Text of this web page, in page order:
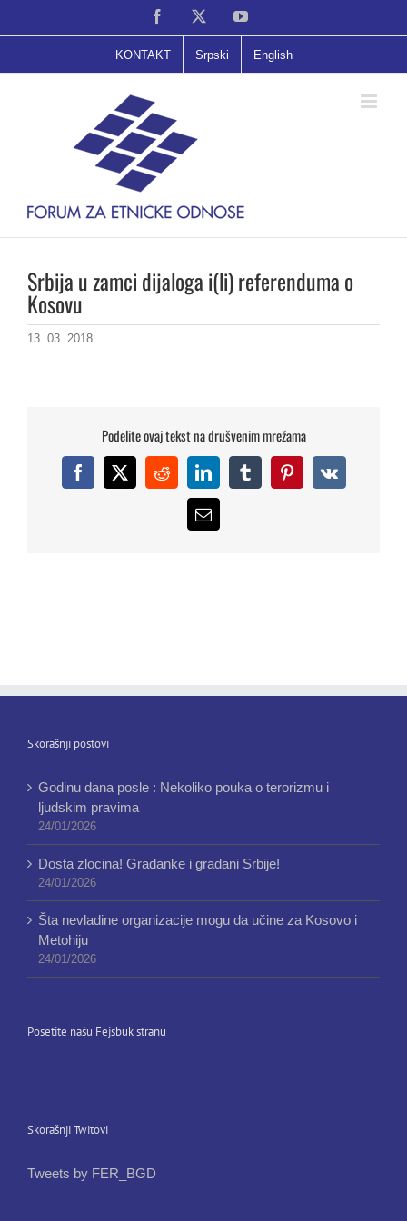
Facebook YouTube
KONTAKT Srpski English
Srbija u zamci dijaloga i(li) referenduma o
Kosovu
13. 03. 2018.
Podelite ovaj tekst na drušvenim mrežama
Facebook
X RedditLinkedInTumblrPinterest
Vk
Email
Skorašnji postovi
Godinu dana posle : Nekoliko pouka o terorizmu i
ljudskim pravima
24/01/2026
Dosta zlocina! Gradanke i gradani Srbije!
24/01/2026
Šta nevladine organizacije mogu da učine za Kosovo i
Metohiju
24/01/2026
Posetite našu Fejsbuk stranu
Skorašnji Twitovi
Tweets by FER_BGD